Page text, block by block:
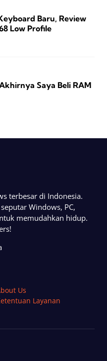
Baru, Review
Low Profile
Saya Beli RAM
terbesar di Indonesia.
Windows, PC,
memudahkan hidup.
Us
Layanan